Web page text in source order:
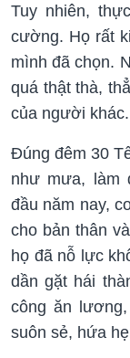
Tuy nhiên,
cường. Họ rất
mình đã chọn.
quá thật thà,
của người khác.
Đúng đêm 30
như mưa, làm
đầu năm nay,
cho bản thân
họ đã nỗ lực
dần gặt hái
công ăn
suôn sẻ, hứa